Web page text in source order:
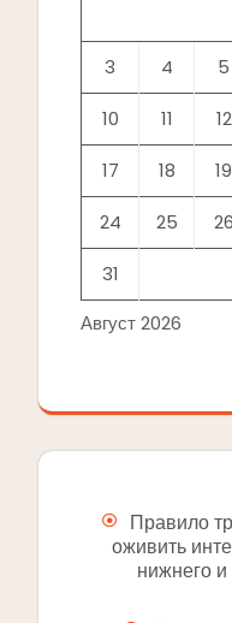
Август 2026
3 4 5
10 11 12
17 18 19
24 25 26
31
Правило
оживить
нижнего